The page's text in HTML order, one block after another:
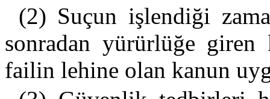
(2) Suçun işlendiği
sonradan yürürlüğe giren
failin lehine olan kanun